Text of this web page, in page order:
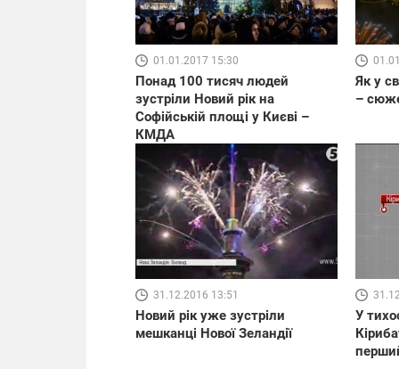
01.01.2017 15:30
Понад 100 тисяч людей
зустріли Новий рік на
Софійській площі у Києві –
КМДА
Як у
–
31.12.2016 13:51
Новий рік уже зустріли
мешканці Нової Зеландії
У